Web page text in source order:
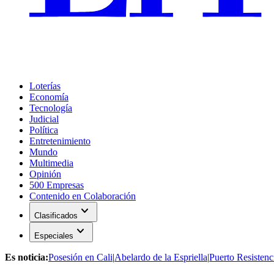
Loterías
Economía
Tecnología
Judicial
Política
Entretenimiento
Mundo
Multimedia
Opinión
500 Empresas
Contenido en Colaboración
Clasificados expand_more
Especiales expand_more
Es noticia:Posesión en Cali|Abelardo de la Espriella|Puerto